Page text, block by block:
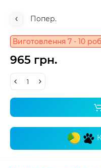
Попер.
Виготовлення 7 - 10
965 грн.